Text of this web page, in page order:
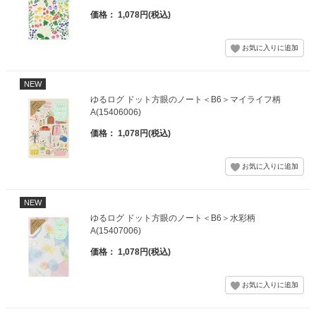
価格： 1,078円(税込)
NEW
ゆるログ ドット方眼のノート＜B6＞マイライフ柄
A(15406006)
価格： 1,078円(税込)
NEW
ゆるログ ドット方眼のノート＜B6＞水彩柄
A(15407006)
価格： 1,078円(税込)